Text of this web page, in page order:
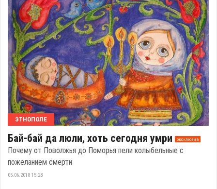
ЭТНОПОЛЕ
Бай-бай да люли, хоть сегодня умри эксклюзив
Почему от Поволжья до Поморья пели колыбельные с
пожеланием смерти
05.06.2018 15:28